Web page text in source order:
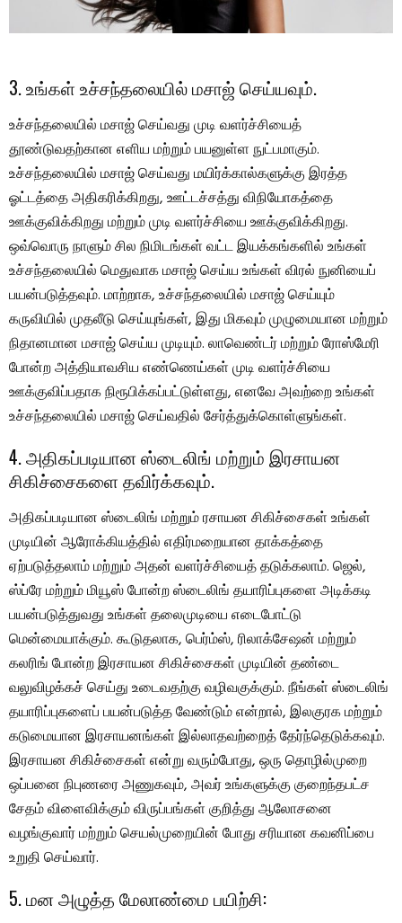
3. உங்கள் உச்சந்தலையில் மசாஜ் செய்யவும்.
உச்சந்தலையில் மசாஜ் செய்வது முடி வளர்ச்சியைத்
தூண்டுவதற்கான எளிய மற்றும் பயனுள்ள நுட்பமாகும்.
உச்சந்தலையில் மசாஜ் செய்வது மயிர்க்கால்களுக்கு இரத்த
ஓட்டத்தை அதிகரிக்கிறது, ஊட்டச்சத்து விநியோகத்தை
ஊக்குவிக்கிறது மற்றும் முடி வளர்ச்சியை ஊக்குவிக்கிறது.
ஒவ்வொரு நாளும் சில நிமிடங்கள் வட்ட இயக்கங்களில் உங்கள்
உச்சந்தலையில் மெதுவாக மசாஜ் செய்ய உங்கள் விரல் நுனியைப்
பயன்படுத்தவும். மாற்றாக, உச்சந்தலையில் மசாஜ் செய்யும்
கருவியில் முதலீடு செய்யுங்கள், இது மிகவும் முழுமையான மற்றும்
நிதானமான மசாஜ் செய்ய முடியும். லாவெண்டர் மற்றும் ரோஸ்மேரி
போன்ற அத்தியாவசிய எண்ணெய்கள் முடி வளர்ச்சியை
ஊக்குவிப்பதாக நிரூபிக்கப்பட்டுள்ளது, எனவே அவற்றை உங்கள்
உச்சந்தலையில் மசாஜ் செய்வதில் சேர்த்துக்கொள்ளுங்கள்.
4. அதிகப்படியான ஸ்டைலிங் மற்றும் இரசாயன
சிகிச்சைகளை தவிர்க்கவும்.
அதிகப்படியான ஸ்டைலிங் மற்றும் ரசாயன சிகிச்சைகள் உங்கள்
முடியின் ஆரோக்கியத்தில் எதிர்மறையான தாக்கத்தை
ஏற்படுத்தலாம் மற்றும் அதன் வளர்ச்சியைத் தடுக்கலாம். ஜெல்,
ஸ்ப்ரே மற்றும் மியூஸ் போன்ற ஸ்டைலிங் தயாரிப்புகளை அடிக்கடி
பயன்படுத்துவது உங்கள் தலைமுடியை எடைபோட்டு
மென்மையாக்கும். கூடுதலாக, பெர்ம்ஸ், ரிலாக்சேஷன் மற்றும்
கலரிங் போன்ற இரசாயன சிகிச்சைகள் முடியின் தண்டை
வலுவிழக்கச் செய்து உடைவதற்கு வழிவகுக்கும். நீங்கள் ஸ்டைலிங்
தயாரிப்புகளைப் பயன்படுத்த வேண்டும் என்றால், இலகுரக மற்றும்
கடுமையான இரசாயனங்கள் இல்லாதவற்றைத் தேர்ந்தெடுக்கவும்.
இரசாயன சிகிச்சைகள் என்று வரும்போது, ​​ஒரு தொழில்முறை
ஒப்பனை நிபுணரை அணுகவும், அவர் உங்களுக்கு குறைந்தபட்ச
சேதம் விளைவிக்கும் விருப்பங்கள் குறித்து ஆலோசனை
வழங்குவார் மற்றும் செயல்முறையின் போது சரியான கவனிப்பை
உறுதி செய்வார்.
5. மன அழுத்த மேலாண்மை பயிற்சி: